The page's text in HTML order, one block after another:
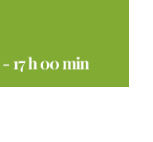
-17 h 00 min